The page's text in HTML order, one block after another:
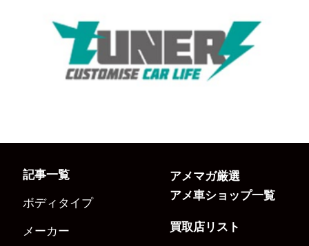
記事一覧
ボディタイプ
メーカー
アメマガ厳選
アメ車ショップ一覧
買取店リスト